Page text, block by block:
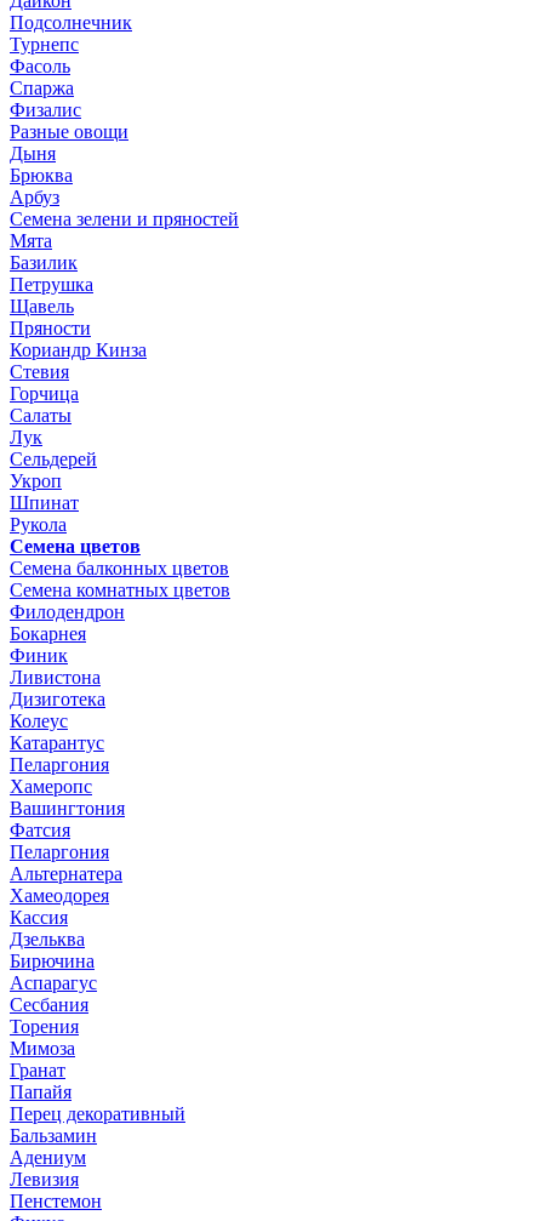
Подсолнечник
Турнепс
Фасоль
Спаржа
Физалис
Разные овощи
Дыня
Брюква
Арбуз
Семена зелени и пряностей
Мята
Базилик
Петрушка
Щавель
Пряности
Кориандр Кинза
Стевия
Горчица
Салаты
Лук
Сельдерей
Укроп
Шпинат
Рукола
Семена цветов
Семена балконных цветов
Семена комнатных цветов
Филодендрон
Бокарнея
Финик
Ливистона
Дизиготека
Колеус
Катарантус
Пеларгония
Хамеропс
Вашингтония
Фатсия
Пеларгония
Альтернатера
Хамеодорея
Кассия
Дзельква
Бирючина
Аспарагус
Сесбания
Торения
Мимоза
Гранат
Папайя
Перец декоративный
Бальзамин
Адениум
Левизия
Пенстемон